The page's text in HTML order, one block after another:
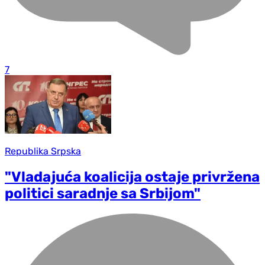
7
Republika Srpska
"Vladajuća koalicija ostaje privržena
politici saradnje sa Srbijom"